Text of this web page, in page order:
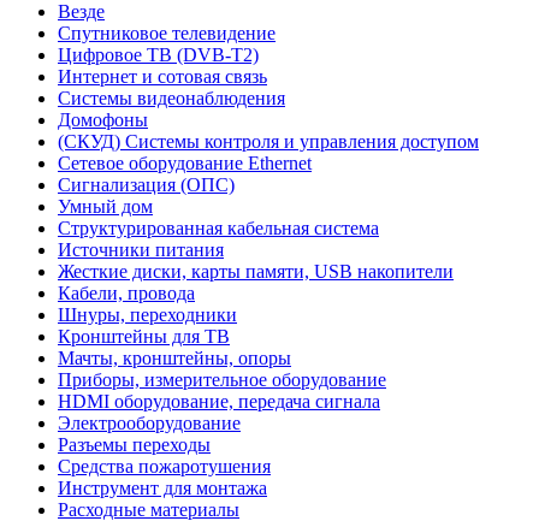
Везде
Спутниковое телевидение
Цифровое ТВ (DVB-T2)
Интернет и сотовая связь
Системы видеонаблюдения
Домофоны
(СКУД) Системы контроля и управления доступом
Сетевое оборудование Ethernet
Сигнализация (ОПС)
Умный дом
Структурированная кабельная система
Источники питания
Жесткие диски, карты памяти, USB накопители
Кабели, провода
Шнуры, переходники
Кронштейны для ТВ
Мачты, кронштейны, опоры
Приборы, измерительное оборудование
HDMI оборудование, передача сигнала
Электрооборудование
Разъемы переходы
Средства пожаротушения
Инструмент для монтажа
Расходные материалы